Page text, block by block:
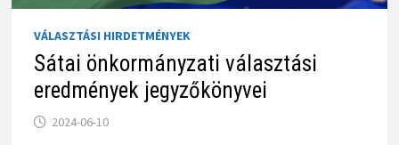
VÁLASZTÁSI HIRDETMÉNYEK
Sátai önkormányzati választási
eredmények jegyzőkönyvei
2024-06-10